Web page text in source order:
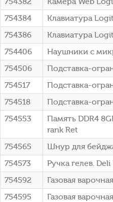
754384
Клавиатура
754386
Клавиатура
754406
Наушники с
754506
Подставка-
754517
Подставка-
754518
Подставка-
754553
Память DDR4
rank Ret
754565
Шнур для
754573
Ручка гелев.
754592
Газовая
754595
Газовая